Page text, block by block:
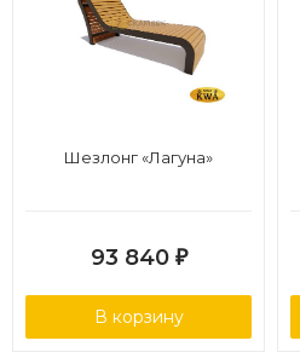
Шезлонг «Лагуна»
93 840 ₽
В корзину